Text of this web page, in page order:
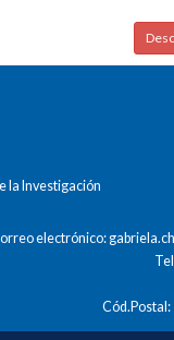
la Investigación
electrónico: